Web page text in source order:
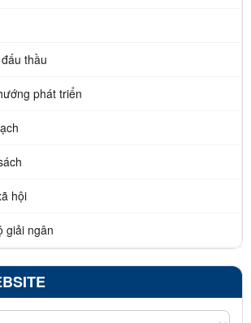
thầu
phát triển
hội
giải ngân